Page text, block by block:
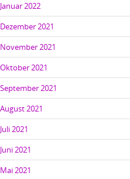
Januar 2022
Dezember 2021
November 2021
Oktober 2021
September 2021
August 2021
Juli 2021
Juni 2021
Mai 2021